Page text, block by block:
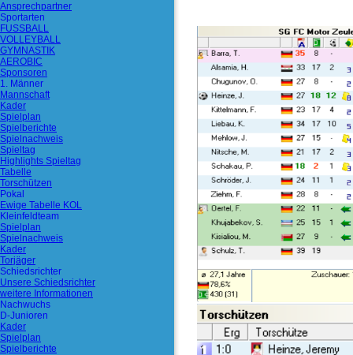
Ansprechpartner
Sportarten
FUSSBALL
VOLLEYBALL
GYMNASTIK
AEROBIC
Sponsoren
1. Männer
Mannschaft
Kader
Spielplan
Spielberichte
Spielnachweis
Spieltag
Highlights Spieltag
Tabelle
Torschützen
Pokal
Ewige Tabelle KOL
Kleinfeldteam
Spielplan
Spielnachweis
Kader
Torjäger
Schiedsrichter
Unsere Schiedsrichter
weitere Informationen
Nachwuchs
D-Junioren
Kader
Spielplan
Spielberichte